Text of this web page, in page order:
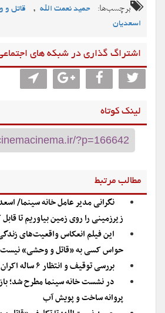
برچسب‌ها: حمید نعمت الله , قاتل و
اسعدیان
اشتراگ گذاری در شبکه های
لینک کوتاه
مطالب مرتبط
نگرانی مدیر عامل خانه سینما/
زیرزمینی را روی زمین بیاوریم تا
این فیلم انعکاس واقعیت‌های
حواس کسی به «قاتل و وحشی» نیست
بررسی توقیف و انتظار ۶ ساله اکران «قاتل و وحشی»
در نشست خانه سینما مطرح شد؛
پروانه ساخت و پویش آب